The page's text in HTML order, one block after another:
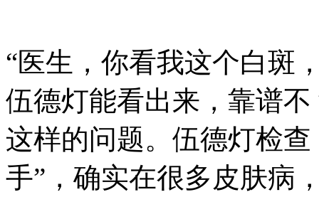
“医生，你看我这个白斑
伍德灯能看出来，靠谱
这样的问题。伍德灯检
手”，确实在很多皮肤病